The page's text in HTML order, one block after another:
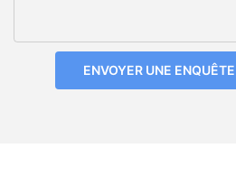
ENVOYER UNE